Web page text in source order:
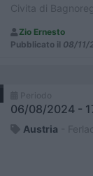
Civita di
Zio Ernesto
Pubblicato il 08/11/
06/08/2024 -
Austria -